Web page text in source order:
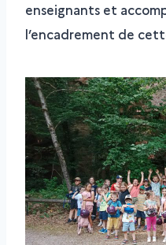
enseignants et
l’encadrement de